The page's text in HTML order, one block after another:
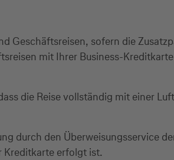
Geschäftsreisen, sofern die
mit Ihrer Business-
die Reise vollständig mit einer
durch den Überweisungsservice
Kreditkarte erfolgt ist.